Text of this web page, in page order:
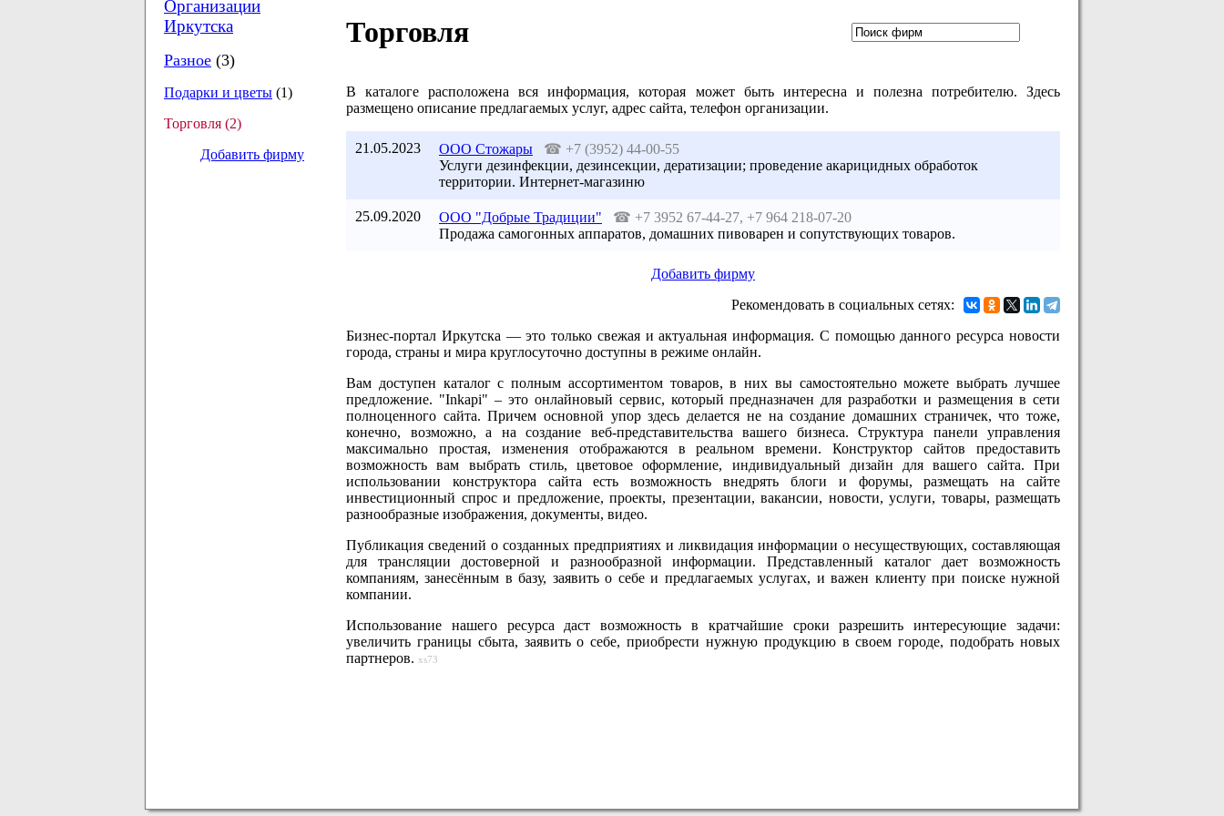
Организации
Иркутска
Разное (3)
Подарки и цветы (1)
Торговля (2)
Добавить фирму
Торговля
В каталоге расположена вся информация, которая может быть интересна и полезна потребителю. Здесь
размещено описание предлагаемых услуг, адрес сайта, телефон организации.
21.05.2023 ООО Стожары ☎ +7 (3952) 44-00-55
Услуги дезинфекции, дезинсекции, дератизации; проведение акарицидных обработок
территории. Интернет-магазиню
25.09.2020 OOO "Добрые Традиции" ☎ +7 3952 67-44-27, +7 964 218-07-20
Продажа самогонных аппаратов, домашних пивоварен и сопутствующих товаров.
Добавить фирму
Рекомендовать в социальных сетях:
Бизнес-портал Иркутска — это только свежая и актуальная информация. С помощью данного ресурса новости
города, страны и мира круглосуточно доступны в режиме онлайн.
Вам доступен каталог с полным ассортиментом товаров, в них вы самостоятельно можете выбрать лучшее
предложение. "Inkapi" – это онлайновый сервис, который предназначен для разработки и размещения в сети
полноценного сайта. Причем основной упор здесь делается не на создание домашних страничек, что тоже,
конечно, возможно, а на создание веб-представительства вашего бизнеса. Структура панели управления
максимально простая, изменения отображаются в реальном времени. Конструктор сайтов предоставить
возможность вам выбрать стиль, цветовое оформление, индивидуальный дизайн для вашего сайта. При
использовании конструктора сайта есть возможность внедрять блоги и форумы, размещать на сайте
инвестиционный спрос и предложение, проекты, презентации, вакансии, новости, услуги, товары, размещать
разнообразные изображения, документы, видео.
Публикация сведений о созданных предприятиях и ликвидация информации о несуществующих, составляющая
для трансляции достоверной и разнообразной информации. Представленный каталог дает возможность
компаниям, занесённым в базу, заявить о себе и предлагаемых услугах, и важен клиенту при поиске нужной
компании.
Использование нашего ресурса даст возможность в кратчайшие сроки разрешить интересующие задачи:
увеличить границы сбыта, заявить о себе, приобрести нужную продукцию в своем городе, подобрать новых
партнеров. xs73